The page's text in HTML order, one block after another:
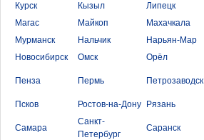
Курск
Кызыл Липецк
Магас
Майкоп Махачкала
Мурманск
Нальчик Нарьян-Мар
Новосибирск
Омск Орёл
Пенза Пермь Петрозаводск
Псков
Ростов-на-Дону Рязань
Самара
Санкт-
Петербург
Саранск